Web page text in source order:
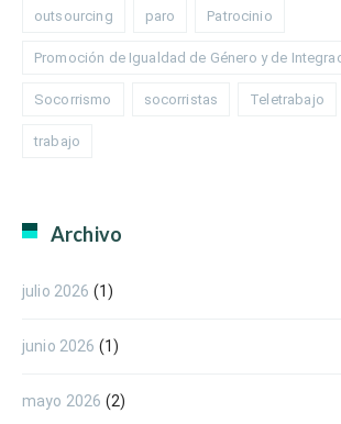
outsourcing paro Patrocinio
Promoción de Igualdad de Género y de
Socorrismo socorristas Teletrabajo
trabajo
Archivo
julio 2026 (1)
junio 2026 (1)
mayo 2026 (2)